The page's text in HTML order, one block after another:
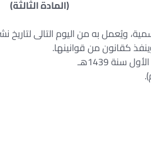
(المادة الثالثة)
ويُعمل به من اليوم التالى لتاريخ
كقانون من قوانينها.